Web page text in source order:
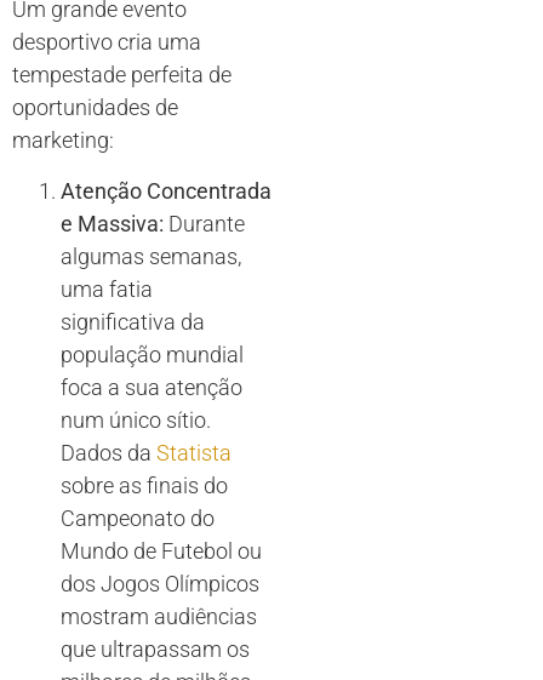
Um grande evento
desportivo cria uma
tempestade perfeita de
oportunidades de
marketing:
Atenção Concentrada
e Massiva: Durante
algumas semanas,
uma fatia
significativa da
população mundial
foca a sua atenção
num único sítio.
Dados da Statista
sobre as finais do
Campeonato do
Mundo de Futebol ou
dos Jogos Olímpicos
mostram audiências
que ultrapassam os